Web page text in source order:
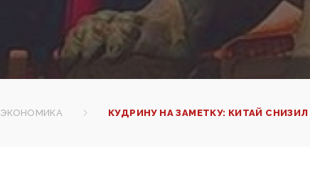
ЭКОНОМИКА КУДРИНУ НА ЗАМЕТКУ: КИТАЙ